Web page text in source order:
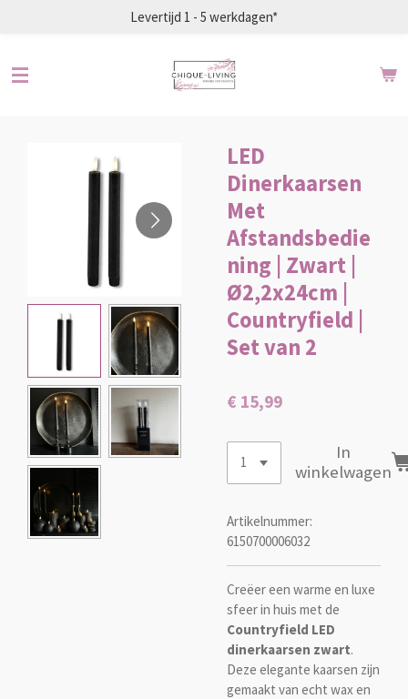
de
Levertijd 1 - 5 werkdagen*
LED
Dinerkaarsen
Met
Afstandsbedie
ning | Zwart |
Ø2,2x24cm |
Countryfield |
Set van 2
€ 15,99
In
winkelwagen
Artikelnummer:
6150700006032
Creëer een warme en luxe
sfeer in huis met de
Countryfield LED
dinerkaarsen zwart.
Deze elegante kaarsen zijn
gemaakt van echt wax en